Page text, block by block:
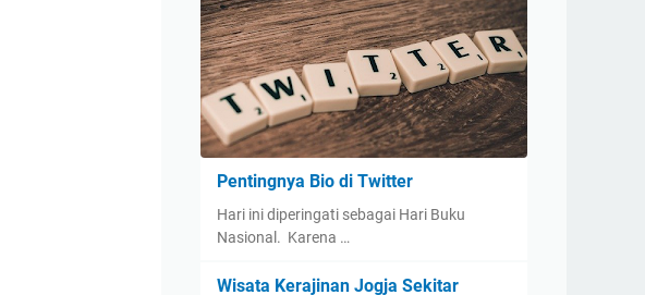
Pentingnya Bio di Twitter
Hari ini diperingati sebagai Hari Buku
Nasional. Karena …
Wisata Kerajinan Jogja Sekitar